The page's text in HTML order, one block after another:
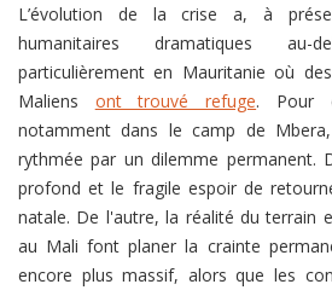
L’évolution de la crise a, à
humanitaires dramatiques
particulièrement en Mauritanie où
Maliens ont trouvé refuge. Pour
notamment dans le camp de
rythmée par un dilemme permanent.
profond et le fragile espoir de
natale. De l'autre, la réalité du terrain
au Mali font planer la crainte
encore plus massif, alors que les